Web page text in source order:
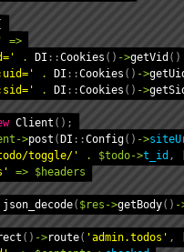
=>
. DI ::Cookies ( ) ->getVid ( )
. DI ::Cookies ( ) ->
. DI ::Cookies ( ) ->
Client ( ) ;
->post ( DI ::Config( ) ->
toggle/' . $todo->t_id ,
=>
$headers
json_decode( $res ->getBody( ) -
( ) ->route( 'admin.todos' ,